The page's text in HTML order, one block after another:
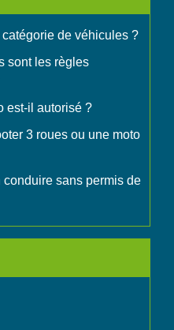
de véhicules ?
sont les règles
est-il autorisé ?
3 roues ou une moto
sans permis de